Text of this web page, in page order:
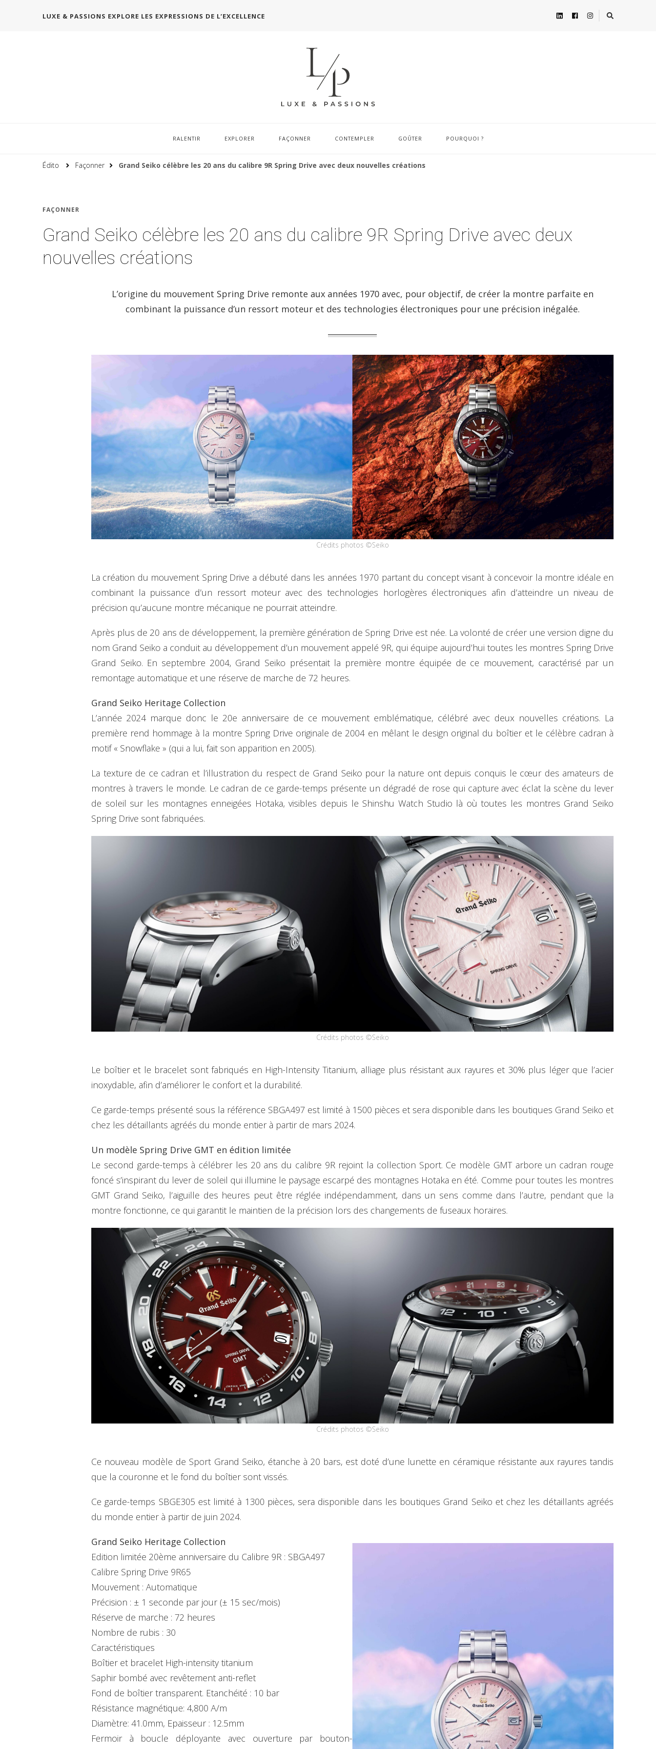
LUXE & PASSIONS EXPLORE LES EXPRESSIONS DE L’EXCELLENCE
RALENTIR EXPLORER FAÇONNER CONTEMPLER GOÛTER POURQUOI ?
Édito Façonner Grand Seiko célèbre les 20 ans du calibre 9R Spring Drive avec deux nouvelles créations
FAÇONNER
Grand Seiko célèbre les 20 ans du calibre 9R Spring Drive avec deux
nouvelles créations
L’origine du mouvement Spring Drive remonte aux années 1970 avec, pour objectif, de créer la montre parfaite en
combinant la puissance d’un ressort moteur et des technologies électroniques pour une précision inégalée.
Crédits photos ©Seiko
La création du mouvement Spring Drive a débuté dans les années 1970 partant du concept visant à concevoir la montre idéale en
combinant la puissance d’un ressort moteur avec des technologies horlogères électroniques afin d’atteindre un niveau de
précision qu’aucune montre mécanique ne pourrait atteindre.
Après plus de 20 ans de développement, la première génération de Spring Drive est née. La volonté de créer une version digne du
nom Grand Seiko a conduit au développement d’un mouvement appelé 9R, qui équipe aujourd’hui toutes les montres Spring Drive
Grand Seiko. En septembre 2004, Grand Seiko présentait la première montre équipée de ce mouvement, caractérisé par un
remontage automatique et une réserve de marche de 72 heures.
Grand Seiko Heritage Collection
L’année 2024 marque donc le 20e anniversaire de ce mouvement emblématique, célébré avec deux nouvelles créations. La
première rend hommage à la montre Spring Drive originale de 2004 en mêlant le design original du boîtier et le célèbre cadran à
motif « Snowflake » (qui a lui, fait son apparition en 2005).
La texture de ce cadran et l’illustration du respect de Grand Seiko pour la nature ont depuis conquis le cœur des amateurs de
montres à travers le monde. Le cadran de ce garde-temps présente un dégradé de rose qui capture avec éclat la scène du lever
de soleil sur les montagnes enneigées Hotaka, visibles depuis le Shinshu Watch Studio là où toutes les montres Grand Seiko
Spring Drive sont fabriquées.
Crédits photos ©Seiko
Le boîtier et le bracelet sont fabriqués en High-Intensity Titanium, alliage plus résistant aux rayures et 30% plus léger que l’acier
inoxydable, afin d’améliorer le confort et la durabilité.
Ce garde-temps présenté sous la référence SBGA497 est limité à 1500 pièces et sera disponible dans les boutiques Grand Seiko et
chez les détaillants agréés du monde entier à partir de mars 2024.
Un modèle Spring Drive GMT en édition limitée
Le second garde-temps à célébrer les 20 ans du calibre 9R rejoint la collection Sport. Ce modèle GMT arbore un cadran rouge
foncé s’inspirant du lever de soleil qui illumine le paysage escarpé des montagnes Hotaka en été. Comme pour toutes les montres
GMT Grand Seiko, l’aiguille des heures peut être réglée indépendamment, dans un sens comme dans l’autre, pendant que la
montre fonctionne, ce qui garantit le maintien de la précision lors des changements de fuseaux horaires.
Crédits photos ©Seiko
Ce nouveau modèle de Sport Grand Seiko, étanche à 20 bars, est doté d’une lunette en céramique résistante aux rayures tandis
que la couronne et le fond du boîtier sont vissés.
Ce garde-temps SBGE305 est limité à 1300 pièces, sera disponible dans les boutiques Grand Seiko et chez les détaillants agréés
du monde entier à partir de juin 2024.
Grand Seiko Heritage Collection
Edition limitée 20ème anniversaire du Calibre 9R : SBGA497
Calibre Spring Drive 9R65
Mouvement : Automatique
Précision : ± 1 seconde par jour (± 15 sec/mois)
Réserve de marche : 72 heures
Nombre de rubis : 30
Caractéristiques
Boîtier et bracelet High-intensity titanium
Saphir bombé avec revêtement anti-reflet
Fond de boîtier transparent. Etanchéité : 10 bar
Résistance magnétique: 4,800 A/m
Diamètre: 41.0mm, Epaisseur : 12.5mm
Fermoir à boucle déployante avec ouverture par bouton-